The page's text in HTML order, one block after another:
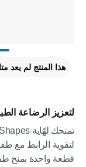
لتعزيز الرضاعة
لتقوية الرابط مع
قطعة واحدة بمنح
هذا المنتج لم يعد